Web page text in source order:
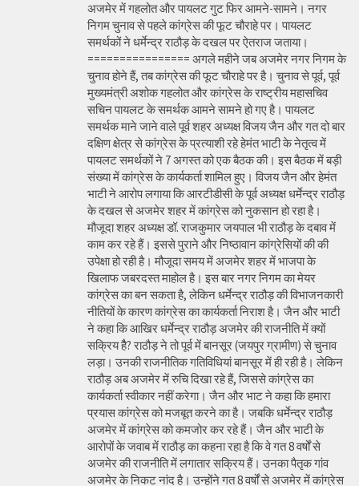
अजमेर में गहलोत और पायलट गुट फिर आमने-सामने। नगर
निगम चुनाव से पहले कांग्रेस की फूट चौराहे पर। पायलट
समर्थकों ने धर्मेन्द्र राठौड़ के दखल पर ऐतराज जताया।
================ अगले महीने जब अजमेर नगर निगम के
चुनाव होने हैं, तब कांग्रेस की फूट चौराहे पर है। चुनाव से पूर्व, पूर्व
मुख्यमंत्री अशोक गहलोत और कांग्रेस के राष्ट्रीय महासचिव
सचिन पायलट के समर्थक आमने सामने हो गए है। पायलट
समर्थक माने जाने वाले पूर्व शहर अध्यक्ष विजय जैन और गत दो बार
दक्षिण क्षेत्र से कांग्रेस के प्रत्याशी रहे हेमंत भाटी के नेतृत्व में
पायलट समर्थकों ने 7 अगस्त को एक बैठक की। इस बैठक में बड़ी
संख्या में कांग्रेस के कार्यकर्ता शामिल हुए। विजय जैन और हेमंत
भाटी ने आरोप लगाया कि आरटीडीसी के पूर्व अध्यक्ष धर्मेन्द्र राठौड़
के दखल से अजमेर शहर में कांग्रेस को नुकसान हो रहा है।
मौजूदा शहर अध्यक्ष डॉ. राजकुमार जयपाल भी राठौड़ के दबाव में
काम कर रहे हैं। इससे पुराने और निष्ठावान कांग्रेसियों की की
उपेक्षा हो रही है। मौजूदा समय में अजमेर शहर में भाजपा के
खिलाफ जबरदस्त माहोल है। इस बार नगर निगम का मेयर
कांग्रेस का बन सकता है, लेकिन धर्मेन्द्र राठौड़ की विभाजनकारी
नीतियों के कारण कांग्रेस का कार्यकर्ता निराश है। जैन और भाटी
ने कहा कि आखिर धर्मेन्द्र राठौड़ अजमेर की राजनीति में क्यों
सक्रिय हैै? राठौड़ ने तो पूर्व में बानसूर (जयपुर ग्रामीण) से चुनाव
लड़ा। उनकी राजनीतिक गतिविधियां बानसूर में ही रही है। लेकिन
राठौड़ अब अजमेर में रुचि दिखा रहे हैं, जिससे कांग्रेस का
कार्यकर्ता स्वीकार नहीं करेगा। जैन और भाट ने कहा कि हमारा
प्रयास कांग्रेस को मजबूत करने का है। जबकि धर्मेन्द्र राठौड़
अजमेर में कांग्रेस को कमजोर कर रहे हैं। जैन और भाटी के
आरोपों के जवाब में राठौड़ का कहना रहा है कि वे गत 8 वर्षों से
अजमेर की राजनीति में लगातार सक्रिय हैं। उनका पैतृक गांव
अजमेर के निकट नांद है। उन्होंने गत 8 वर्षों से अजमेर में कांग्रेस